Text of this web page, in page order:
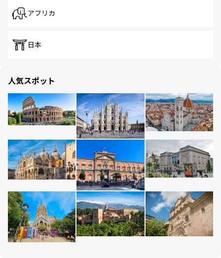
アフリカ
日本
人気スポット